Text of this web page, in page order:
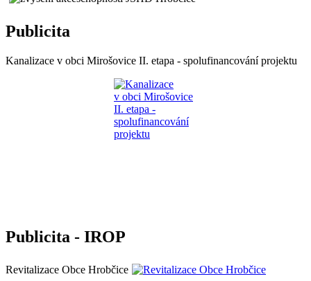
Publicita
Kanalizace v obci Mirošovice II. etapa - spolufinancování projektu
Publicita - IROP
Revitalizace Obce Hrobčice